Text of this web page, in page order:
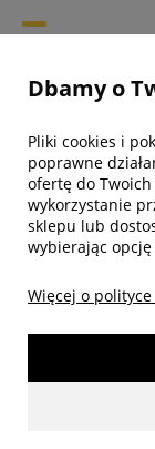
Dbamy o
Pliki cookies i
poprawne
ofertę do
wykorzystanie
sklepu lub
wybierając
Więcej o